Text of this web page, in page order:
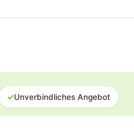
✓Unverbindliches Angebot